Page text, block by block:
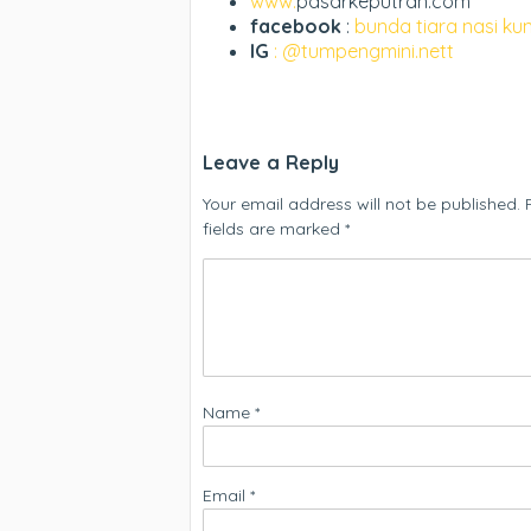
facebook : bunda tiara nasi
IG : @tumpengmini.nett
Leave a Reply
Your email address will not be published.
fields are marked *
Name *
Email *